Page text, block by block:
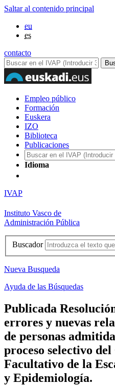
Saltar al contenido principal
eu
es
contacto
Empleo público
Formación
Euskera
IZO
Biblioteca
Publicaciones
Idioma
IVAP
Instituto Vasco de
Administración Pública
Buscador
Nueva Busqueda
Ayuda de las Búsquedas
Publicada
errores y nuevas
de personas
proceso selectivo
Facultativo de la
y Epidemiología.